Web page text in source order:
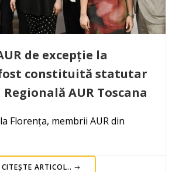
de excepție la
constituită statutar
AUR Toscana
Florența, membrii AUR din
CITEȘTE ARTICOL..